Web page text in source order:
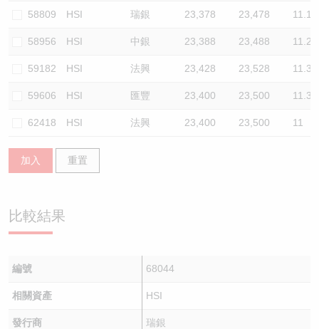
58809 HSI 瑞銀 23,378 23,478 11.1
58956 HSI 中銀 23,388 23,488 11.2
59182 HSI 法興 23,428 23,528 11.3
59606 HSI 匯豐 23,400 23,500 11.3
62418 HSI 法興 23,400 23,500 11
加入 重置
比較結果
編號 68044
相關資產 HSI
發行商 瑞銀